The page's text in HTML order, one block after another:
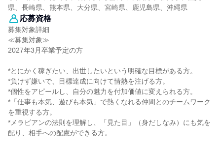
県、長崎県、熊本県、大分県、宮崎県、鹿児島県、沖縄県
応募資格
募集対象詳細
≪募集対象≫
2027年3月卒業予定の方
*とにかく稼ぎたい、出世したいという明確な目標がある方。
*負けず嫌いで、目標達成に向けて情熱を注げる方。
*個性をアピールし、自分の魅力を付加価値に変えられる方。
*「仕事も本気、遊びも本気」で熱くなれる仲間とのチームワーク
を重視する方。
*メラビアンの法則を理解し、「見た目」（身だしなみ）にも気を
配り、相手への配慮ができる方。